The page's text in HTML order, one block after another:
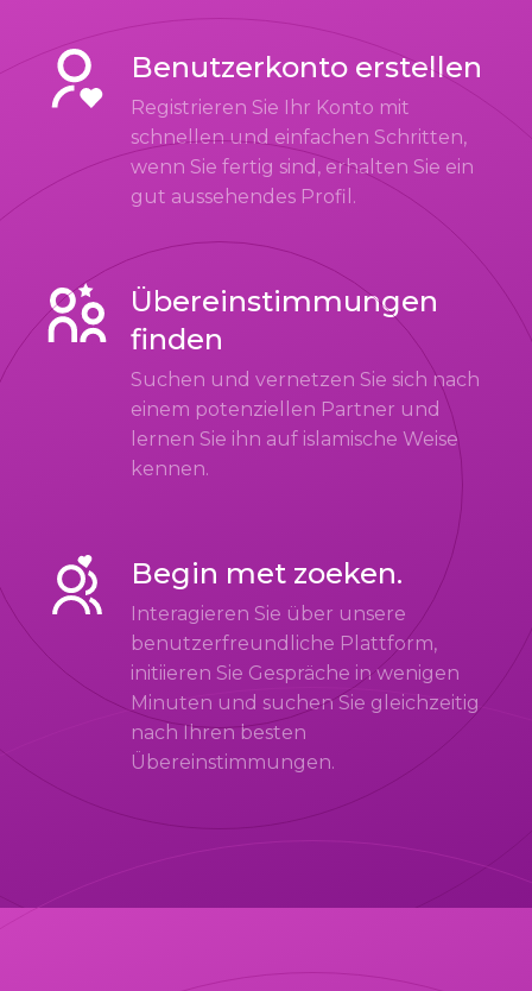
Benutzerkonto erstellen
Registrieren Sie Ihr Konto mit
schnellen und einfachen Schritten,
wenn Sie fertig sind, erhalten Sie ein
gut aussehendes Profil.
Übereinstimmungen
finden
Suchen und vernetzen Sie sich nach
einem potenziellen Partner und
lernen Sie ihn auf islamische Weise
kennen.
Begin met zoeken.
Interagieren Sie über unsere
benutzerfreundliche Plattform,
initiieren Sie Gespräche in wenigen
Minuten und suchen Sie gleichzeitig
nach Ihren besten
Übereinstimmungen.